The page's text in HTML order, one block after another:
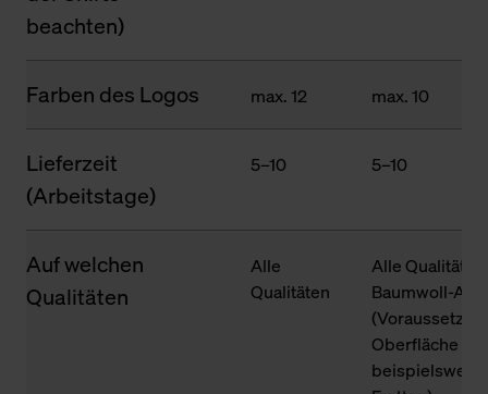
beachten)
Farben des Logos max. 12 max. 10
Lieferzeit
(Arbeitstage)
5–10 5–10
Auf welchen
Qualitäten
Alle
Qualitäten
Alle
Baumwoll-
Oberfläche